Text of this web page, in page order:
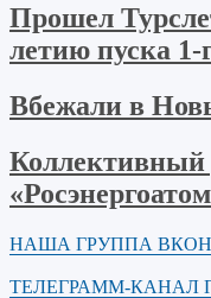
Прошел
летию пуска
Вбежали в
Коллективный
НАША ГРУППА
ТЕЛЕГРАММ-КАНАЛ